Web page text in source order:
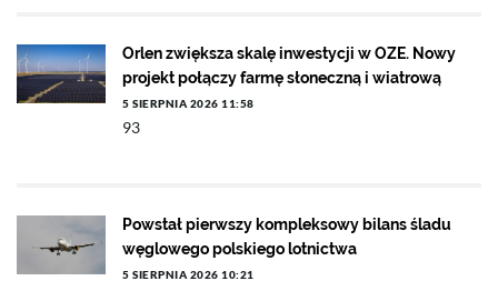
Orlen zwiększa skalę inwestycji w OZE. Nowy
projekt połączy farmę słoneczną i wiatrową
5 SIERPNIA 2026 11:58
93
Powstał pierwszy kompleksowy bilans śladu
węglowego polskiego lotnictwa
5 SIERPNIA 2026 10:21